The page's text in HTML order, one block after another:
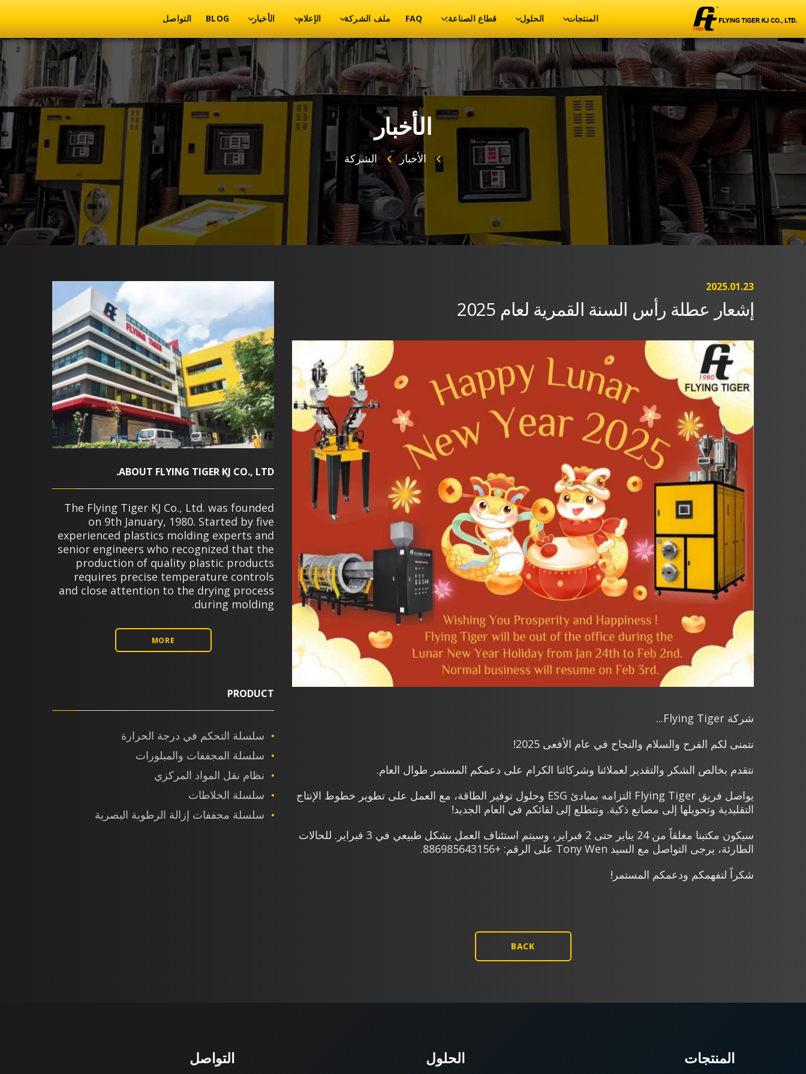
المنتجات الحلول قطاع الصناعة: FAQ ملف الشركة الإعلام الأخبار BLOG التواصل
الأخبار
الأخبار الشركة
2025.01.23
إشعار عطلة رأس السنة القمرية لعام 2025
شركة Flying Tiger...
نتمنى لكم الفرح والسلام والنجاح في عام الأفعى 2025!
نتقدم بخالص الشكر والتقدير لعملائنا وشركائنا الكرام على دعمكم المستمر طوال العام.
يواصل فريق Flying Tiger التزامه بمبادئ ESG وحلول توفير الطاقة، مع العمل على تطوير خطوط الإنتاج
التقليدية وتحويلها إلى مصانع ذكية. ونتطلع إلى لقائكم في العام الجديد!
سيكون مكتبنا مغلقاً من 24 يناير حتى 2 فبراير، وسيتم استئناف العمل بشكل طبيعي في 3 فبراير. للحالات
الطارئة، يرجى التواصل مع السيد Tony Wen على الرقم: +886985643156.
شكراً لتفهمكم ودعمكم المستمر!
BACK
ABOUT FLYING TIGER KJ CO., LTD.
The Flying Tiger KJ Co., Ltd. was founded
on 9th January, 1980. Started by five
experienced plastics molding experts and
senior engineers who recognized that the
production of quality plastic products
requires precise temperature controls
and close attention to the drying process
during molding.
MORE
PRODUCT
سلسلة التحكم في درجة الحرارة
سلسلة المجففات والمبلورات
نظام نقل المواد المركزي
سلسلة الخلاطات
سلسلة مجففات إزالة الرطوبة البصرية
المنتجات الحلول التواصل